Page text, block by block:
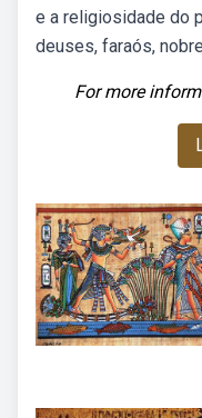
e a religiosidade do
deuses, faraós,
For more